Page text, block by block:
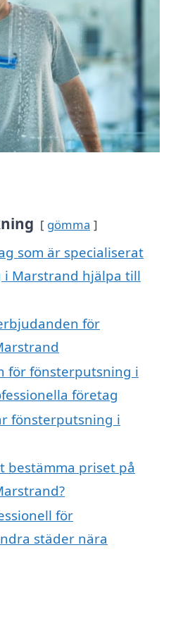
gömma
som är specialiserat
Marstrand hjälpa till
för
för fönsterputsning i
företag
fönsterputsning i
bestämma priset på
för
städer nära